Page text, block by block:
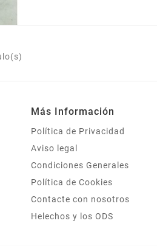
Más Información
Política de Privacidad
Aviso legal
Condiciones Generales
Política de Cookies
Contacte con nosotros
Helechos y los ODS